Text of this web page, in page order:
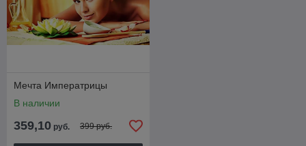
Мечта Императрицы
В наличии
359,10 руб. 399 руб.